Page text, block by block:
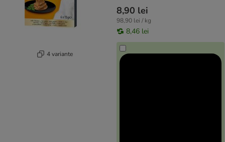
4 variante
8,90 lei
98,90 lei / kg
8,46 lei